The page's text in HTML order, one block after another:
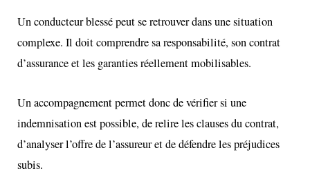
Un conducteur blessé peut se retrouver dans une situation
complexe. Il doit comprendre sa responsabilité, son contrat
d’assurance et les garanties réellement mobilisables.
Un accompagnement permet donc de vérifier si une
indemnisation est possible, de relire les clauses du contrat,
d’analyser l’offre de l’assureur et de défendre les préjudices
subis.